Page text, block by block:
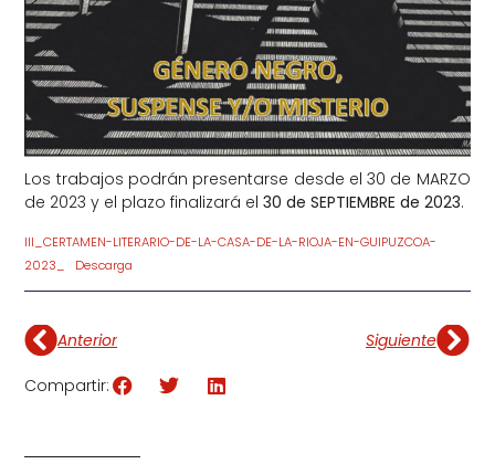
Los trabajos podrán presentarse desde el 30 de MARZO
de 2023 y el plazo finalizará el30 de SEPTIEMBRE de 2023.
III_CERTAMEN-LITERARIO-DE-LA-CASA-DE-LA-RIOJA-EN-GUIPUZCOA-
2023_
Descarga
Anterior Siguiente
Compartir: